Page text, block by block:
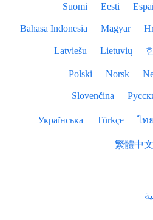
Eesti
Suomi
Magyar
Bahasa Indonesia
Lietuvių
Latviešu
Norsk
Polski
Slovenčina
ไทย
Türkçe
Українська
繁體中文